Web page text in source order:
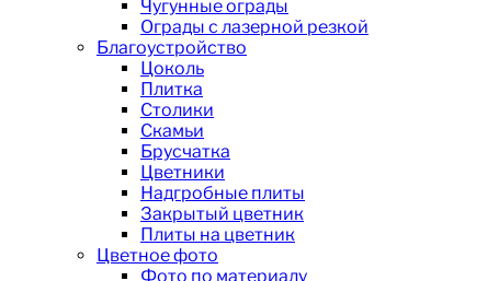
Чугунные ограды
Ограды с лазерной резкой
Благоустройство
Цоколь
Плитка
Столики
Скамьи
Брусчатка
Цветники
Надгробные плиты
Закрытый цветник
Плиты на цветник
Цветное фото
Фото по материалу